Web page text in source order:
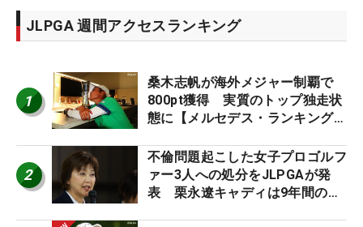
JLPGA 週間アクセスランキング
1
桑木志帆が海外メジャー制覇で
800pt獲得 実質のトップ独走状
態に【メルセデス・ランキング番
2
不倫問題起こした女子プロゴルフ
ァー3人への処分をJLPGAが発
表 栗永遼キャディは9年間の立